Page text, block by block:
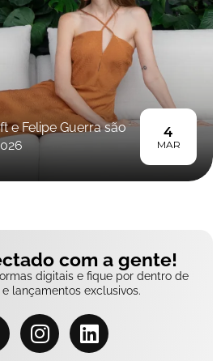
e Felipe Guerra são
4
MAR
com a gente!
digitais e fique por dentro de
lançamentos exclusivos.